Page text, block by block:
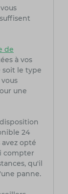
de
à vos
soit le type
une
24
avez opté
compter
qu'il
panne.